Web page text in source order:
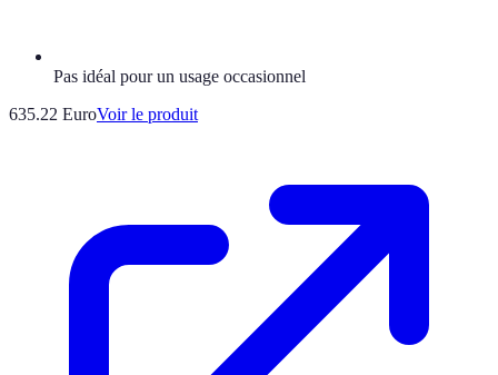
Pas idéal pour un usage occasionnel
635.22 EuroVoir le produit